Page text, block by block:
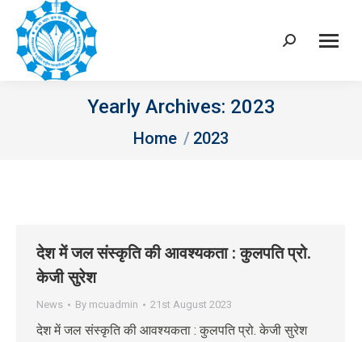
Search:
Yearly Archives: 2023
You are here:
Home 2023
देश में जल संस्कृति की आवश्यकता : कुलपति प्रो.
केजी सुरेश
News By mcuadmin 21st August 2023
देश में जल संस्कृति की आवश्यकता : कुलपति प्रो. केजी सुरेश